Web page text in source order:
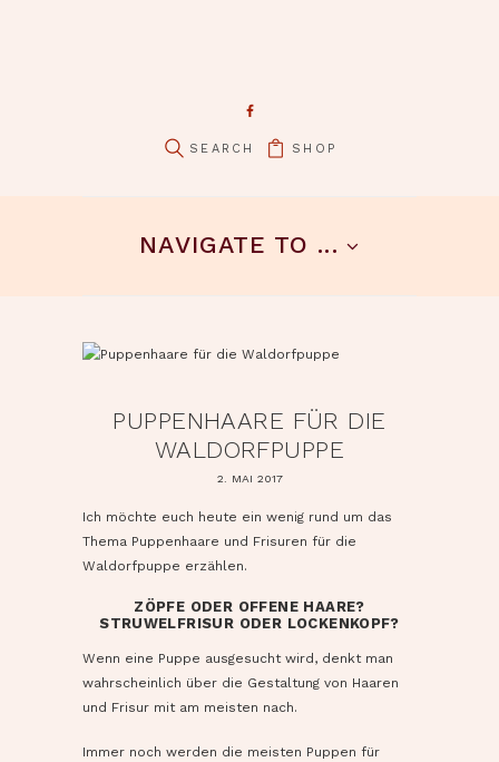
SHOP
NAVIGATE TO ...
PUPPENHAARE FÜR DIE
WALDORFPUPPE
2. MAI 2017
Ich möchte euch heute ein wenig rund um das
Thema Puppenhaare und Frisuren für die
Waldorfpuppe erzählen.
ZÖPFE ODER OFFENE HAARE?
STRUWELFRISUR ODER LOCKENKOPF?
Wenn eine Puppe ausgesucht wird, denkt man
wahrscheinlich über die Gestaltung von Haaren
und Frisur mit am meisten nach.
Immer noch werden die meisten Puppen für